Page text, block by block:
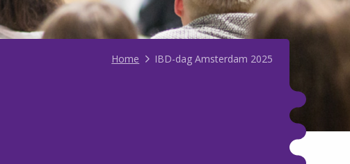
Home IBD-dag Amsterdam 2025